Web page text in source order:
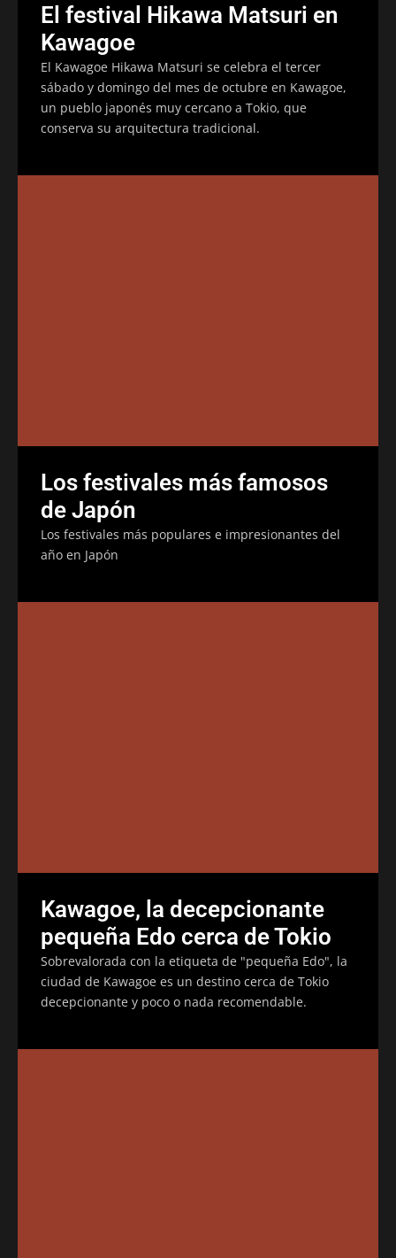
El festival Hikawa Matsuri en
Kawagoe
El Kawagoe Hikawa Matsuri se celebra el tercer
sábado y domingo del mes de octubre en Kawagoe,
un pueblo japonés muy cercano a Tokio, que
conserva su arquitectura tradicional.
Los festivales más famosos
de Japón
Los festivales más populares e impresionantes del
año en Japón
Kawagoe, la decepcionante
pequeña Edo cerca de Tokio
Sobrevalorada con la etiqueta de "pequeña Edo", la
ciudad de Kawagoe es un destino cerca de Tokio
decepcionante y poco o nada recomendable.